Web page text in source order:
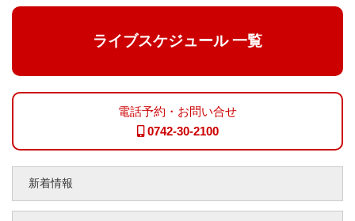
ライブスケジュール 一覧
電話予約・お問い合せ
0742-30-2100
新着情報